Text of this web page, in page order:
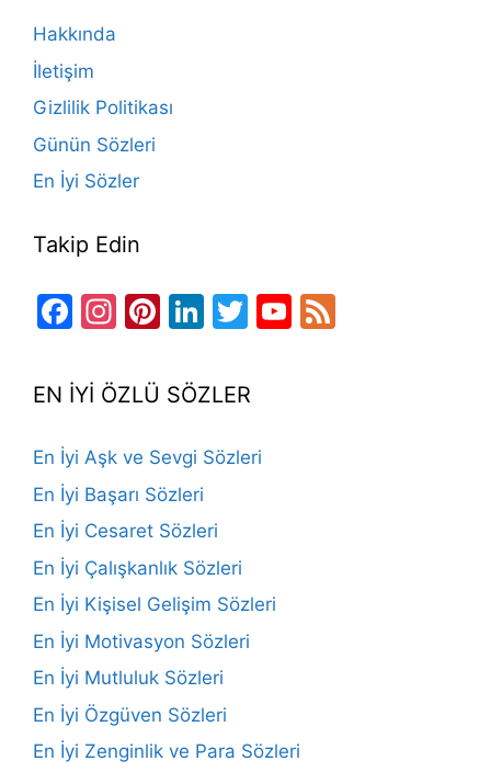
o
o
k
Hakkında
İletişim
Gizlilik Politikası
Günün Sözleri
En İyi Sözler
Takip Edin
Facebook
Instagram
Pinterest
LinkedIn
TwitterYouTube
EN İYİ ÖZLÜ SÖZLER
En İyi Aşk ve Sevgi Sözleri
En İyi Başarı Sözleri
En İyi Cesaret Sözleri
En İyi Çalışkanlık Sözleri
En İyi Kişisel Gelişim Sözleri
En İyi Motivasyon Sözleri
En İyi Mutluluk Sözleri
En İyi Özgüven Sözleri
En İyi Zenginlik ve Para Sözleri